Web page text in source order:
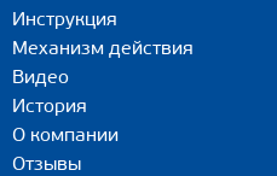
Инструкция
Механизм действия
Видео
История
О компании
Отзывы